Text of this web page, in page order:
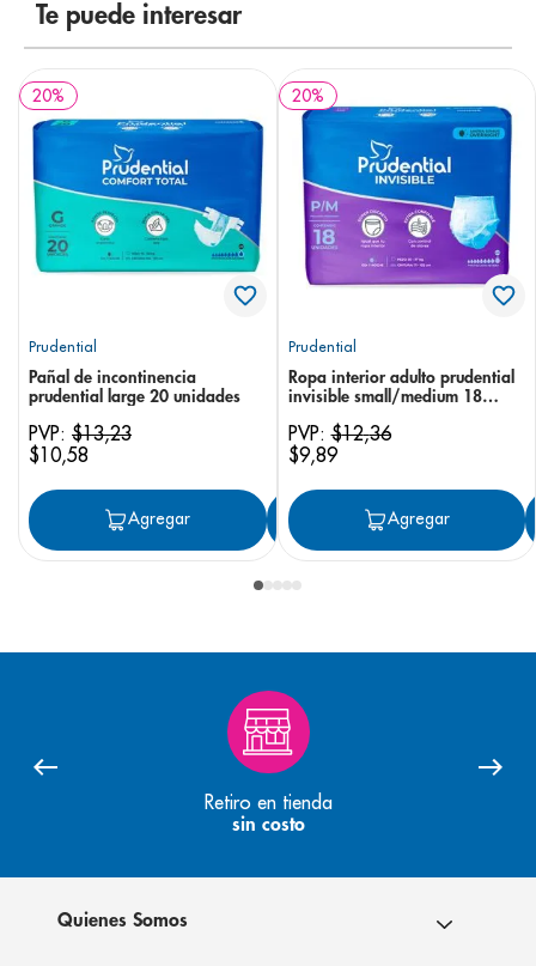
Te puede interesar
20%
Prudential
Pañal de incontinencia
prudential large 20 unidades
PVP: $13,23
$10,58
Agregar Agregar
20%
Prudential
Ropa interior adulto prudential
invisible small/medium 18
PVP:$12,36
$9,89
Agregar
Retiro en tienda
sin costo
Quienes Somos